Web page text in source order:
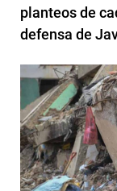
planteos de
defensa de